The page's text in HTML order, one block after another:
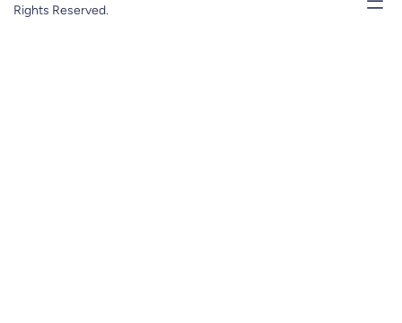
Rights Reserved.